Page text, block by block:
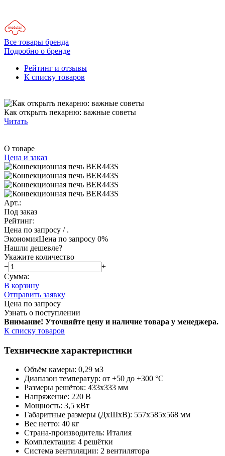
Все товары бренда
Подробно о бренде
Рейтинг и отзывы
К списку товаров
Как открыть пекарню: важные советы
Читать
О товаре
Цена и заказ
Арт.:
Под заказ
Рейтинг:
Цена по запросу / .
ЭкономияЦена по запросу 0%
Нашли дешевле?
Укажите количество
−
+
Сумма:
В корзину
Отправить заявку
Цена по запросу
Узнать о поступлении
Внимание! Уточняйте цену и наличие товара у менеджера.
К списку товаров
Технические характеристики
Объём камеры: 0,29 м3
Диапазон температур: от +50 до +300 °С
Размеры решёток: 433x333 мм
Напряжение: 220 В
Мощность: 3,5 кВт
Габаритные размеры (ДхШхВ): 557x585x568 мм
Вес нетто: 40 кг
Страна-производитель: Италия
Комплектация: 4 решётки
Система вентиляции: 2 вентилятора